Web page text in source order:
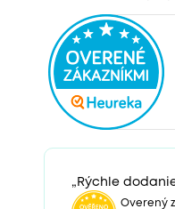
„Rýchle
Overený